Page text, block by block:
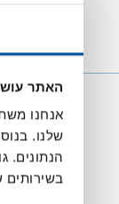
האתר
שלנו.
הנתונים.